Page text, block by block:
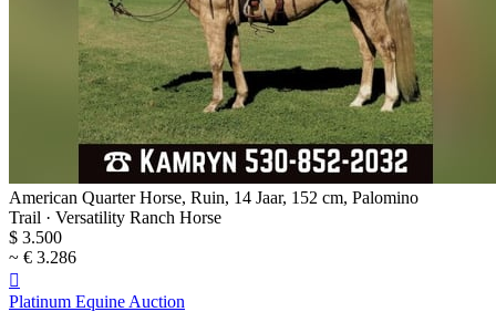
American Quarter Horse, Ruin, 14 Jaar, 152 cm, Palomino
Trail · Versatility Ranch Horse
$ 3.500
~ € 3.286

Platinum Equine Auction